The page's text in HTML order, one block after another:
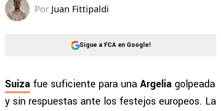
Por Juan Fittipaldi
Sigue a FCA en Google!
Suiza fue suficiente para una Argelia golpeada
y sin respuestas ante los festejos europeos. La